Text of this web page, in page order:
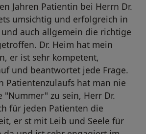
Jahren Patientin bei Herrn Dr.
umsichtig und erfolgreich in
auch allgemein die richtige
Dr. Heim hat mein
er ist sehr kompetent,
und beantwortet jede Frage.
Patientenzulaufs hat man nie
"Nummer" zu sein, Herr Dr.
für jeden Patienten die
er st mit Leib und Seele für